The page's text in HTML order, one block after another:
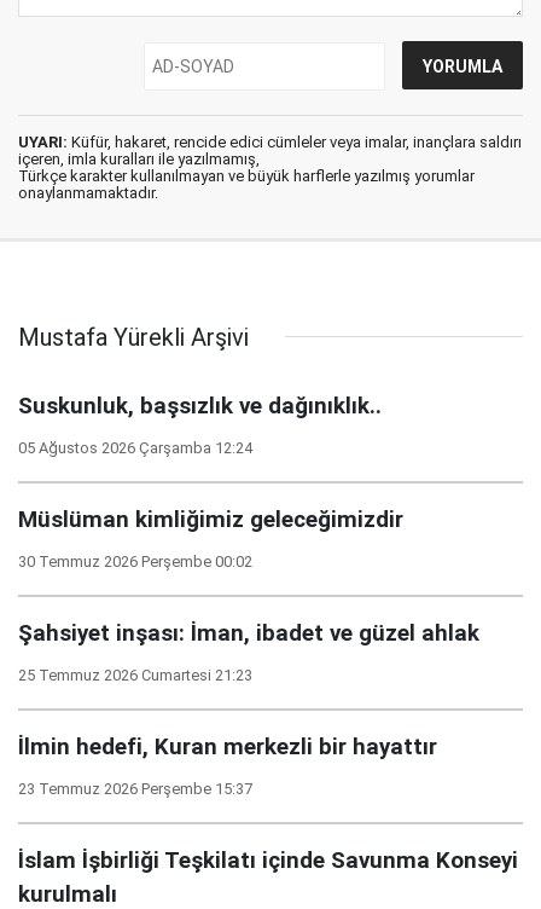
UYARI: Küfür, hakaret, rencide edici cümleler veya imalar, inançlara saldırı
içeren, imla kuralları ile yazılmamış,
Türkçe karakter kullanılmayan ve büyük harflerle yazılmış yorumlar
onaylanmamaktadır.
Mustafa Yürekli Arşivi
Suskunluk, başsızlık ve dağınıklık..
05 Ağustos 2026 Çarşamba 12:24
Müslüman kimliğimiz geleceğimizdir
30 Temmuz 2026 Perşembe 00:02
Şahsiyet inşası: İman, ibadet ve güzel ahlak
25 Temmuz 2026 Cumartesi 21:23
İlmin hedefi, Kuran merkezli bir hayattır
23 Temmuz 2026 Perşembe 15:37
İslam İşbirliği Teşkilatı içinde Savunma Konseyi
kurulmalı